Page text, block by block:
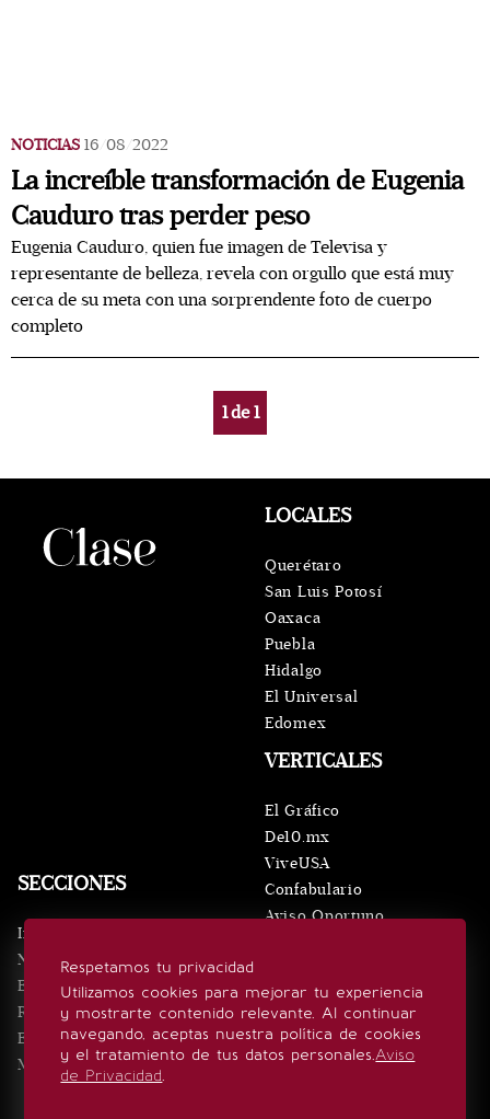
NOTICIAS 16/08/2022
La increíble transformación de Eugenia
Cauduro tras perder peso
Eugenia Cauduro, quien fue imagen de Televisa y
representante de belleza, revela con orgullo que está muy
cerca de su meta con una sorprendente foto de cuerpo
completo
1de1
Respetamos tu privacidad
Utilizamos cookies para mejorar tu experiencia
y mostrarte contenido relevante. Al continuar
navegando, aceptas nuestra política de cookies
y el tratamiento de tus datos personales.Aviso
de Privacidad.
SECCIONES
Inicio
Noticias
Eventos
Realeza
Estilo de vida
Minuto x Minuto
VERTICALES
El Gráfico
De10.mx
ViveUSA
Confabulario
Aviso Oportuno
LOCALES
Querétaro
San Luis Potosí
Oaxaca
Puebla
Hidalgo
El Universal
Edomex
SÍGUENOS